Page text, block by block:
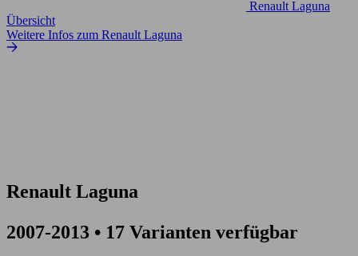
Renault Laguna
Übersicht
Weitere Infos zum Renault Laguna
Renault Laguna
2007-2013 • 17 Varianten verfügbar